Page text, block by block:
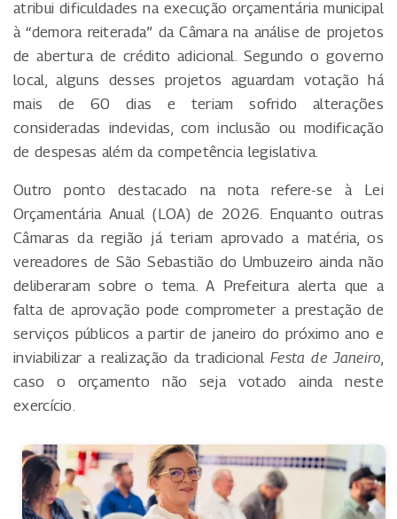
atribui dificuldades na execução orçamentária municipal
à “demora reiterada” da Câmara na análise de projetos
de abertura de crédito adicional. Segundo o governo
local, alguns desses projetos aguardam votação há
mais de 60 dias e teriam sofrido alterações
consideradas indevidas, com inclusão ou modificação
de despesas além da competência legislativa.
Outro ponto destacado na nota refere-se à Lei
Orçamentária Anual (LOA) de 2026. Enquanto outras
Câmaras da região já teriam aprovado a matéria, os
vereadores de São Sebastião do Umbuzeiro ainda não
deliberaram sobre o tema. A Prefeitura alerta que a
falta de aprovação pode comprometer a prestação de
serviços públicos a partir de janeiro do próximo ano e
inviabilizar a realização da tradicionalFesta de Janeiro,
caso o orçamento não seja votado ainda neste
exercício.